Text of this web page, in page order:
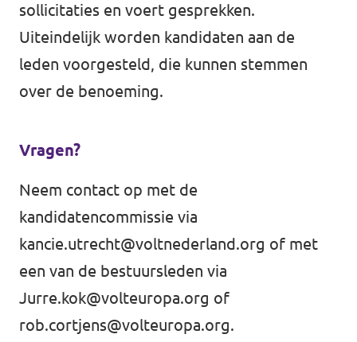
sollicitaties en voert gesprekken.
Uiteindelijk worden kandidaten aan de
leden voorgesteld, die kunnen stemmen
over de benoeming.
Vragen?
Neem contact op met de
kandidatencommissie via
kancie.utrecht@voltnederland.org of met
een van de bestuursleden via
Jurre.kok@volteuropa.org of
rob.cortjens@volteuropa.org.